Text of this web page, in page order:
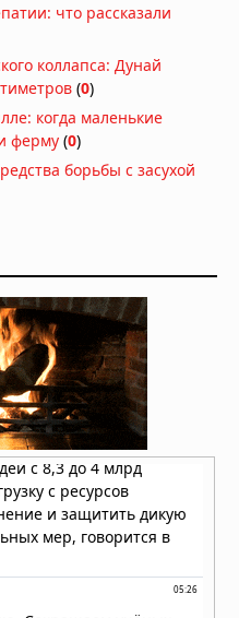
что рассказали
коллапса: Дунай
(0)
когда маленькие
ферму (0)
борьбы с засухой